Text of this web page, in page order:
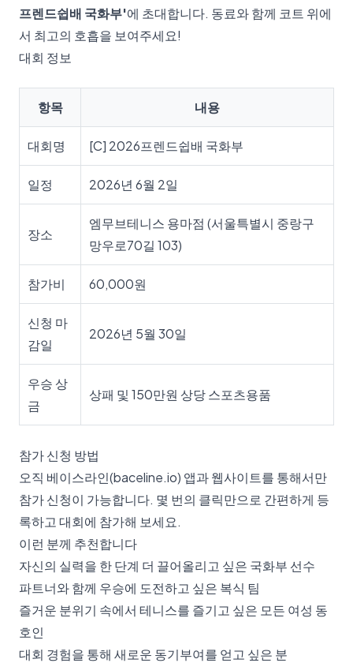
프렌드쉽배 국화부'에 초대합니다. 동료와 함께 코트 위에
서 최고의 호흡을 보여주세요!
대회 정보
항목 내용
대회명 [C] 2026프렌드쉽배 국화부
일정 2026년 6월 2일
장소
엠무브테니스 용마점 (서울특별시 중랑구
망우로70길 103)
참가비 60,000원
신청 마
감일
2026년 5월 30일
우승 상
금
상패 및 150만원 상당 스포츠용품
참가 신청 방법
오직 베이스라인(baceline.io) 앱과 웹사이트를 통해서만
참가 신청이 가능합니다. 몇 번의 클릭만으로 간편하게 등
록하고 대회에 참가해 보세요.
이런 분께 추천합니다
자신의 실력을 한 단계 더 끌어올리고 싶은 국화부 선수
파트너와 함께 우승에 도전하고 싶은 복식 팀
즐거운 분위기 속에서 테니스를 즐기고 싶은 모든 여성 동
호인
대회 경험을 통해 새로운 동기부여를 얻고 싶은 분